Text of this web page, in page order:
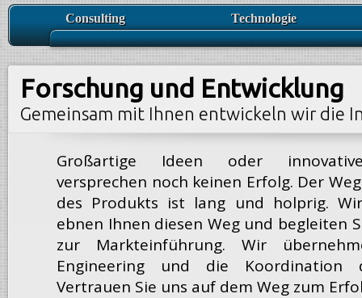
Consulting Technologie
Technology Consulting
Vertriebslösungen
Energieberatung
Seminare
Forschung & Entwicklung
Konstruktion
Fertigung
Optimierung & Wartung
0
Forschung und Entwicklung
Gemeinsam mit Ihnen entwickeln wir die
Großartige Ideen oder
versprechen noch keinen Erfolg. Der
des Produkts ist lang und holprig.
ebnen Ihnen diesen Weg und begleiten
zur Markteinführung. Wir
Engineering und die Koordination
Vertrauen Sie uns auf dem Weg zum